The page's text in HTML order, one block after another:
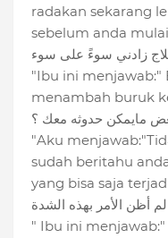
radakan sekarang
sebelum anda
"Ibu ini menjawab:"
menambah buruk
مايمكن حدوثه معك ؟
"Aku
sudah beritahu
yang bisa saja
" Ibu ini